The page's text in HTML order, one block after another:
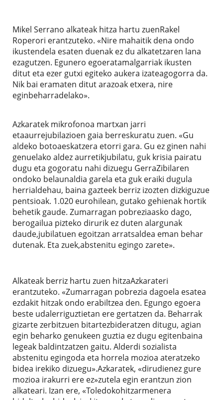
Mikel Serrano alkateak hitza hartu zuenRakel
Roperori erantzuteko. «Nire mahaitik dena ondo
ikustendela esaten duenak ez du alkatetzaren lana
ezagutzen. Egunero egoeratamalgarriak ikusten
ditut eta ezer gutxi egiteko aukera izateagogorra da.
Nik bai eramaten ditut arazoak etxera, nire
eginbeharradelako».
Azkaratek mikrofonoa martxan jarri
etaaurrejubilazioen gaia berreskuratu zuen. «Gu
aldeko botoaeskatzera etorri gara. Gu ez ginen nahi
genuelako aldez aurretikjubilatu, guk krisia pairatu
dugu eta gogoratu nahi dizuegu GerraZibilaren
ondoko belaunaldia garela eta guk eraiki dugula
herrialdehau, baina gazteek berriz izozten dizkiguzue
pentsioak. 1.020 eurohilean, gutako gehienak hortik
behetik gaude. Zumarragan pobreziaasko dago,
berogailua pizteko dirurik ez duten alargunak
daude,jubilatuen egoitzan arratsaldea eman behar
dutenak. Eta zuek,abstenitu egingo zarete».
Alkateak berriz hartu zuen hitzaAzkarateri
erantzuteko. «Zumarragan pobrezia dagoela esatea
ezdakit hitzak ondo erabiltzea den. Egungo egoera
beste udalerriguztietan ere gertatzen da. Beharrak
gizarte zerbitzuen bitartezbideratzen ditugu, agian
egin beharko genukeen guztia ez dugu egitenbaina
legeak baldintzatzen gaitu. Alderdi sozialista
abstenitu egingoda eta horrela mozioa ateratzeko
bidea irekiko dizuegu».Azkaratek, «dirudienez gure
mozioa irakurri ere ez»zutela egin erantzun zion
alkateari. Izan ere, «Toledokohitzarmenera